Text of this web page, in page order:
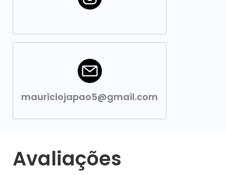
mauriciojapao5@gmail.com
Avaliações